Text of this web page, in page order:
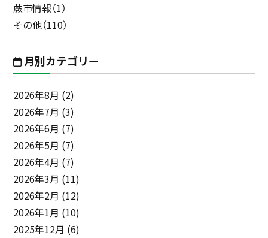
蕨市情報（1）
その他（110）
月別カテゴリー
2026年8月 (2)
2026年7月 (3)
2026年6月 (7)
2026年5月 (7)
2026年4月 (7)
2026年3月 (11)
2026年2月 (12)
2026年1月 (10)
2025年12月 (6)